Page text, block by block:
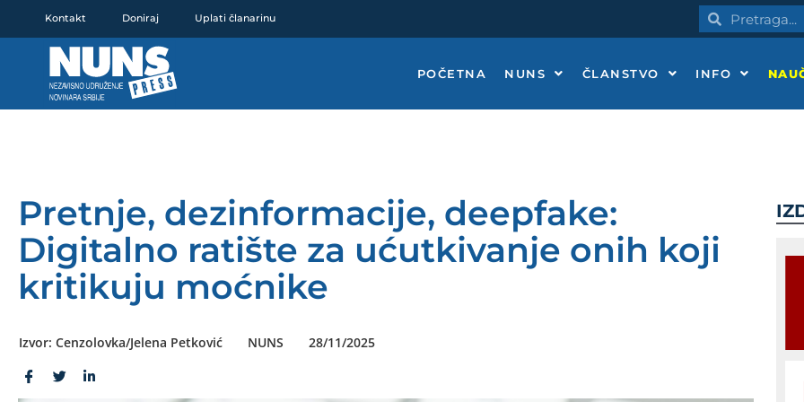
Kontakt Doniraj Uplati članarinu PretragaPretraga
POČETNA NUNS ČLANSTVO INFO
Pretnje, dezinformacije, deepfake:
Digitalno ratište za ućutkivanje onih koji
kritikuju moćnike
Izvor: Cenzolovka/Jelena Petković NUNS 28/11/2025